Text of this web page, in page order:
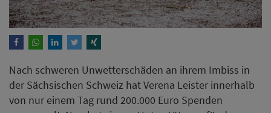
Nach schweren Unwetterschäden an ihrem Imbiss in
der Sächsischen Schweiz hat Verena Leister innerhalb
von nur einem Tag rund 200.000 Euro Spenden